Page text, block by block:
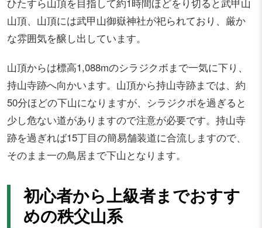
ひたすら山頂を目指して約1時間ほどをり切ると武甲山
山頂、山頂には武甲山御嶽神社が祀られており、厳か
な雰囲気を醸し出しています。
山頂からは標高1,088mのシラジクボまで一気に下り、
持山寺跡へ向かいます。山頂から持山寺跡までは、約
50分ほどの下山になりますが、シラジクボを過ぎると
少し危ない道がありますので注意が必要です。持山寺
跡を過ぎれば15丁目の簡易舗装道に合流しますので、
そのまま一の鳥居まで下山となります。
初心者から上級者までおすす
めの秩父山系